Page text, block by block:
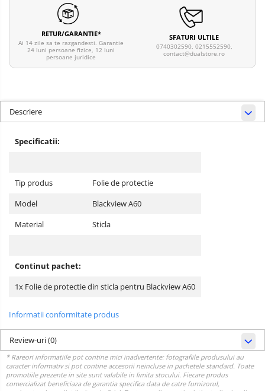
RETUR/GARANTIE*
Ai 14 zile sa te razgandesti. Garantie
24 luni persoane fizice, 12 luni
persoane juridice
SFATURI ULTILE
0740302590, 0215552590,
contact@dualstore.ro
Descriere
Specificatii:
Tip produs
Folie de protectie
Model
Blackview A60
Material
Sticla
Continut pachet:
1x Folie de protectie din sticla pentru Blackview A60
Informatii conformitate produs
Review-uri(0)